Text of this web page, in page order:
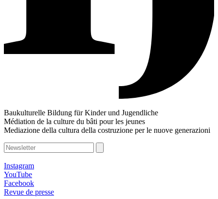
Baukulturelle Bildung für Kinder und Jugendliche
Médiation de la culture du bâti pour les jeunes
Mediazione della cultura della costruzione per le nuove generazioni
Instagram
YouTube
Facebook
Revue de presse